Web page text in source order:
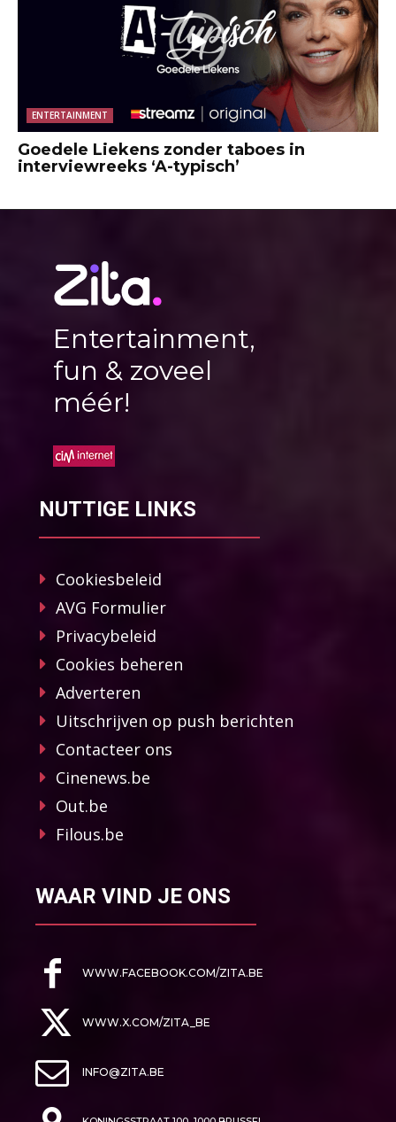
ENTERTAINMENT
Goedele Liekens zonder taboes in
interviewreeks ‘A-typisch’
Entertainment,
fun & zoveel
méér!
NUTTIGE LINKS
Cookiesbeleid
AVG Formulier
Privacybeleid
Cookies beheren
Adverteren
Uitschrijven op push berichten
Contacteer ons
Cinenews.be
Out.be
Filous.be
WAAR VIND JE ONS
WWW.FACEBOOK.COM/ZITA.BE
WWW.X.COM/ZITA_BE
INFO@ZITA.BE